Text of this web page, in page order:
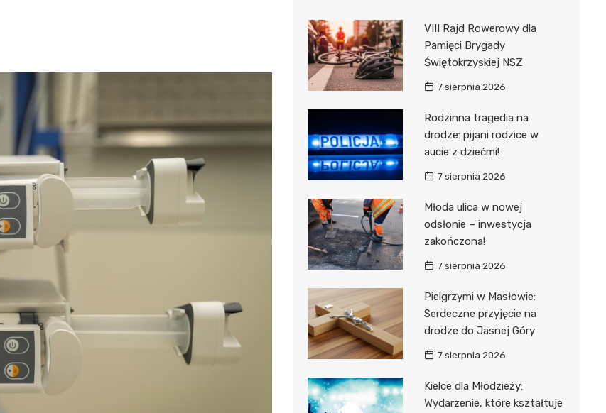
VIII Rajd Rowerowy dla
Pamięci Brygady
Świętokrzyskiej NSZ
7 sierpnia 2026
Rodzinna tragedia na
drodze: pijani rodzice w
aucie z dziećmi!
7 sierpnia 2026
Młoda ulica w nowej
odsłonie – inwestycja
zakończona!
7 sierpnia 2026
Pielgrzymi w Masłowie:
Serdeczne przyjęcie na
drodze do Jasnej Góry
7 sierpnia 2026
Kielce dla Młodzieży:
Wydarzenie, które kształtuje